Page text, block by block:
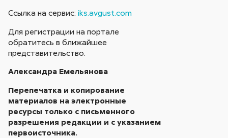
Ссылка на сервис:iks.avgust.com
Для регистрации на портале
обратитесь в ближайшее
представительство.
Александра Емельянова
Перепечатка и копирование
материалов на электронные
ресурсы только с письменного
разрешения редакции и с указанием
первоисточника.